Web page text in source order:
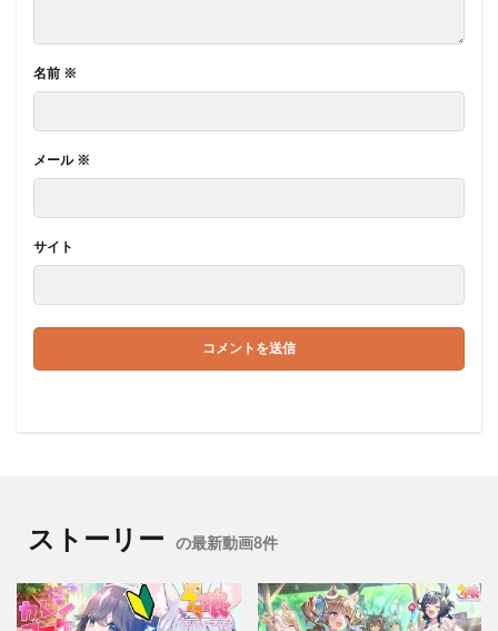
名前 ※
メール ※
サイト
ストーリー の最新動画8件